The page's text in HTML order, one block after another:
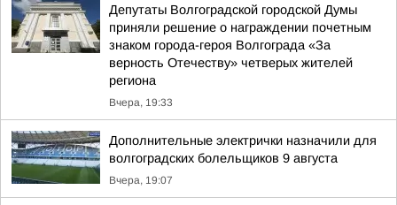
Депутаты Волгоградской городской Думы
приняли решение о награждении почетным
знаком города-героя Волгограда «За
верность Отечеству» четверых жителей
региона
Вчера, 19:33
Дополнительные электрички назначили для
волгоградских болельщиков 9 августа
Вчера, 19:07